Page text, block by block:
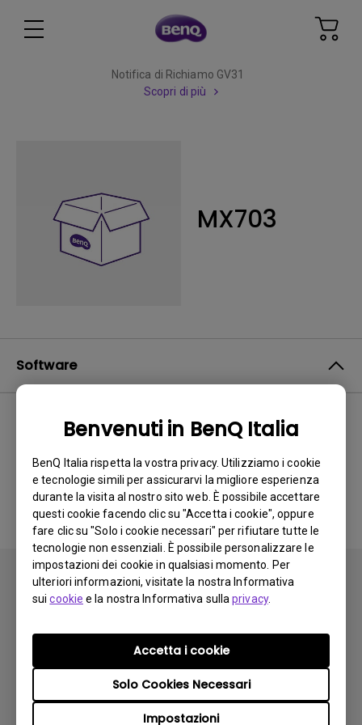
Benvenuti in BenQ Italia
BenQ Italia rispetta la vostra privacy. Utilizziamo i cookie
e tecnologie simili per assicurarvi la migliore esperienza
durante la visita al nostro sito web. È possibile accettare
questi cookie facendo clic su "Accetta i cookie", oppure
fare clic su "Solo i cookie necessari" per rifiutare tutte le
tecnologie non essenziali. È possibile personalizzare le
impostazioni dei cookie in qualsiasi momento. Per
ulteriori informazioni, visitate la nostra Informativa
suicookie e la nostra Informativa sullaprivacy.
Impostazioni
Solo Cookies Necessari
Accetta i cookie
Notifica di Richiamo GV31
Scopri di più
MX703
Software
Nessun software o driver
correlato